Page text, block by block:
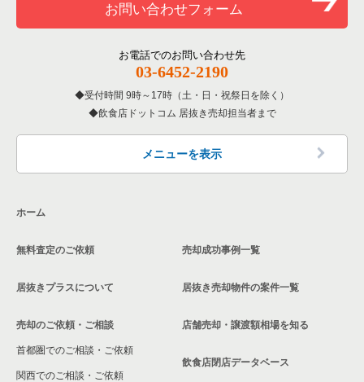
お問い合わせフォーム
お電話でのお問い合わせ先
03-6452-2190
受付時間 9時～17時（土・日・祝祭日を除く）
飲食店ドットコム 居抜き売却担当者まで
メニューを表示
ホーム
無料査定のご依頼
居抜きプラスについて
売却のご依頼・ご相談
首都圏でのご相談・ご依頼
関西でのご相談・ご依頼
売却成功事例一覧
居抜き売却物件の案件一覧
店舗売却・譲渡額相場を知る
飲食店閉店データベース